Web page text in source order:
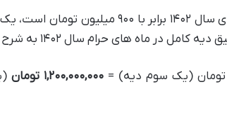
با توجه به اینکه نرخ دیه کامل در ماه های عادی سال ۱۴۰۲
۱,۲۰۰,۰۰۰,۰۰۰ تومان